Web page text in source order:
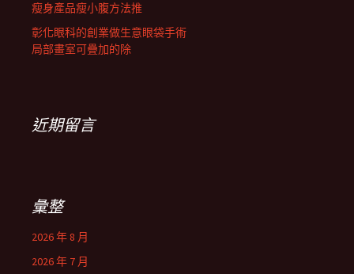
瘦身產品瘦小腹方法推
彰化眼科的創業做生意眼袋手術
局部畫室可疊加的除
近期留言
彙整
2026 年 8 月
2026 年 7 月